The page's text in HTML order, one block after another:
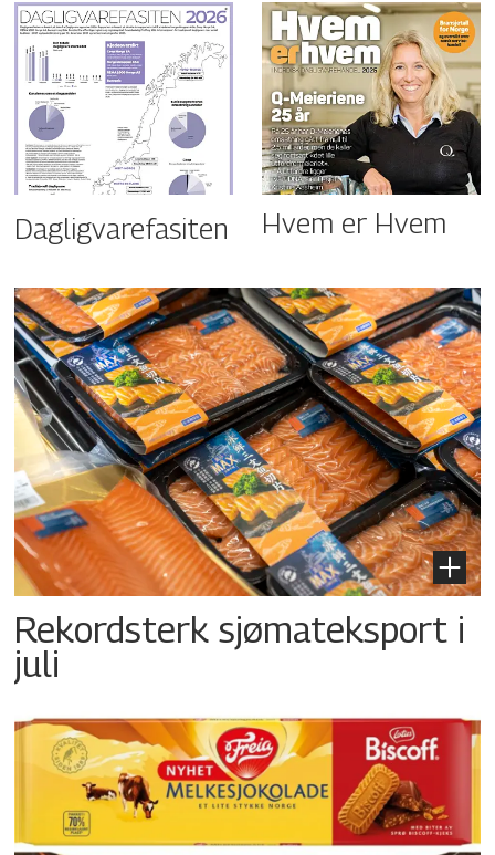
Dagligvarefasiten Hvem er Hvem
Rekordsterk sjømateksport i
juli